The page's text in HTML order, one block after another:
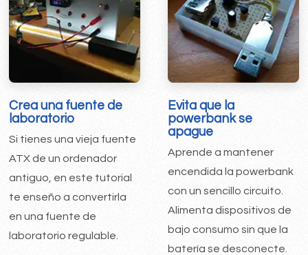
Crea una fuente de
laboratorio
Si tienes una vieja fuente
ATX de un ordenador
antiguo, en este tutorial
te enseño a convertirla
en una fuente de
laboratorio regulable.
Evita que la
powerbank se
apague
Aprende a mantener
encendida la powerbank
con un sencillo circuito.
Alimenta dispositivos de
bajo consumo sin que la
batería se desconecte.